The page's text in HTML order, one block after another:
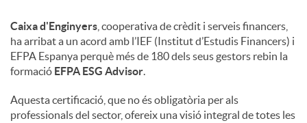
Caixa d'Enginyers , cooperativa de crèdit i serveis financers,
ha arribat a un acord amb l’IEF (Institut d’Estudis Financers) i
EFPA Espanya perquè més de 180 dels seus gestors rebin la
formació EFPA ESG Advisor.
Aquesta certificació, que no és obligatòria per als
professionals del sector, ofereix una visió integral de totes les